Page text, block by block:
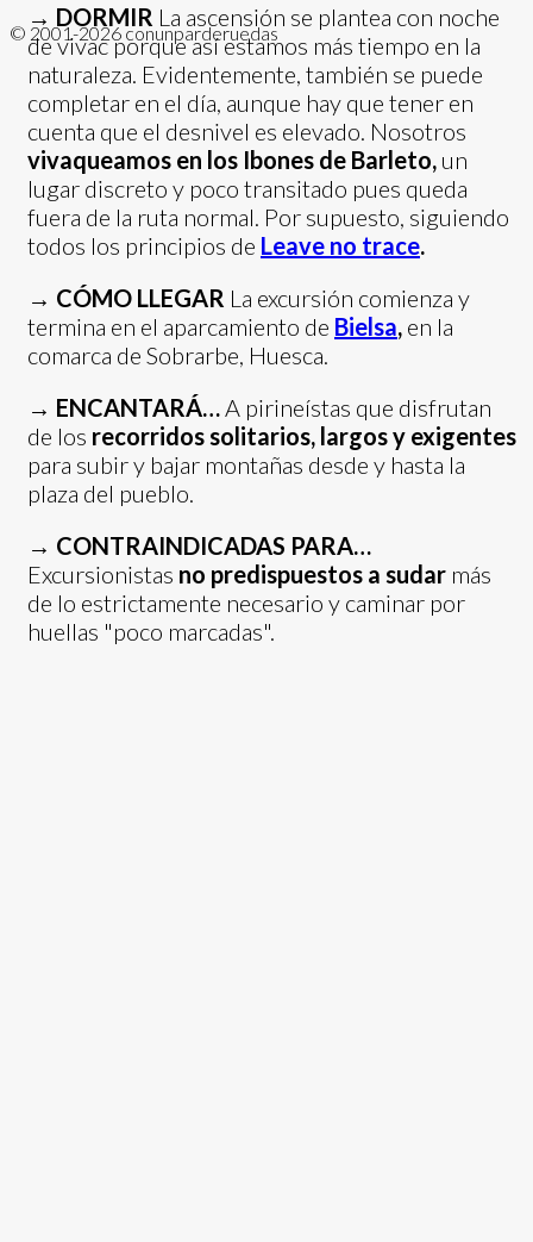
→ DORMIR La ascensión se plantea con noche
de vivac porque así estamos más tiempo en la
naturaleza. Evidentemente, también se puede
completar en el día, aunque hay que tener en
cuenta que el desnivel es elevado. Nosotros
vivaqueamos en los Ibones de Barleto, un
lugar discreto y poco transitado pues queda
fuera de la ruta normal. Por supuesto, siguiendo
todos los principios de Leave no trace.
→ CÓMO LLEGAR La excursión comienza y
termina en el aparcamiento de Bielsa, en la
comarca de Sobrarbe, Huesca.
→ ENCANTARÁ…A pirineístas que disfrutan
de los recorridos solitarios, largos y exigentes
para subir y bajar montañas desde y hasta la
plaza del pueblo.
→ CONTRAINDICADAS PARA…
Excursionistas no predispuestos a sudar más
de lo estrictamente necesario y caminar por
huellas "poco marcadas".
© 2001-2026 conunparderuedas